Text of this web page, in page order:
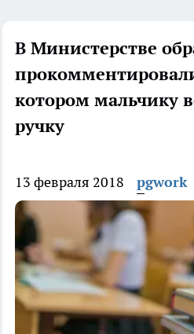
В Министерстве
котором мальчику
ручку
13 февраля 2018 pgwork